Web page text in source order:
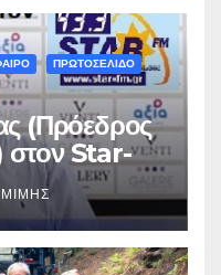
ΠΡΩΤΟΣΕΛΙΔΟ
(Πρόεδρος
στον Star-
έγινε
το Σάββατο
!» –